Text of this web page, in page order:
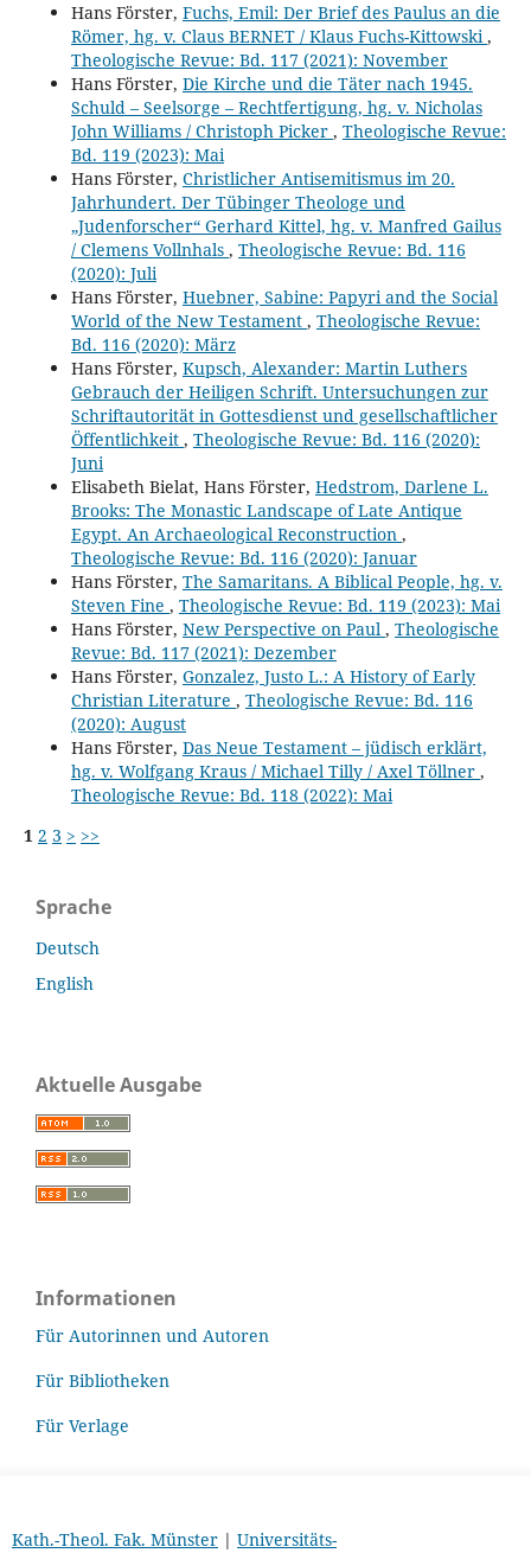
Hans Förster, Fuchs, Emil: Der Brief des Paulus an die
Römer, hg. v. Claus BERNET / Klaus Fuchs-Kittowski,
Theologische Revue: Bd. 117 (2021): November
Hans Förster, Die Kirche und die Täter nach 1945.
Schuld – Seelsorge – Rechtfertigung, hg. v. Nicholas
John Williams / Christoph Picker , Theologische Revue:
Bd. 119 (2023): Mai
Hans Förster, Christlicher Antisemitismus im 20.
Jahrhundert. Der Tübinger Theologe und
„Judenforscher“ Gerhard Kittel, hg. v. Manfred Gailus
/ Clemens Vollnhals , Theologische Revue: Bd. 116
(2020): Juli
Hans Förster, Huebner, Sabine: Papyri and the Social
World of the New Testament , Theologische Revue:
Bd. 116 (2020): März
Hans Förster, Kupsch, Alexander: Martin Luthers
Gebrauch der Heiligen Schrift. Untersuchungen zur
Schriftautorität in Gottesdienst und gesellschaftlicher
Öffentlichkeit , Theologische Revue: Bd. 116 (2020):
Juni
Elisabeth Bielat, Hans Förster, Hedstrom, Darlene L.
Brooks: The Monastic Landscape of Late Antique
Egypt. An Archaeological Reconstruction ,
Theologische Revue: Bd. 116 (2020): Januar
Hans Förster, The Samaritans. A Biblical People, hg. v.
Steven Fine , Theologische Revue: Bd. 119 (2023): Mai
Hans Förster, New Perspective on Paul , Theologische
Revue: Bd. 117 (2021): Dezember
Hans Förster, Gonzalez, Justo L.: A History of Early
Christian Literature , Theologische Revue: Bd. 116
(2020): August
Hans Förster, Das Neue Testament – jüdisch erklärt,
hg. v. Wolfgang Kraus / Michael Tilly / Axel Töllner ,
Theologische Revue: Bd. 118 (2022): Mai
1 2 3 > >>
Sprache
Deutsch
English
Aktuelle Ausgabe
Informationen
Für Autorinnen und Autoren
Für Bibliotheken
Für Verlage
Kath.-Theol. Fak. Münster| Universitäts-